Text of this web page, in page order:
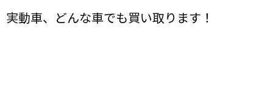
実動車、どんな車でも買い取ります！